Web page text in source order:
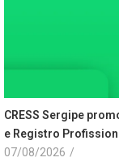
CRESS Sergipe
e Registro
07/08/2026 /